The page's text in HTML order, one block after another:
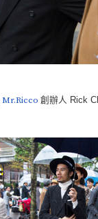
Mr.Ricco 創辦人 Rick